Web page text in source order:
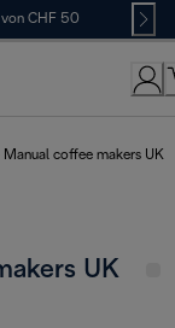
von CHF 50
Manual coffee makers UK
UK